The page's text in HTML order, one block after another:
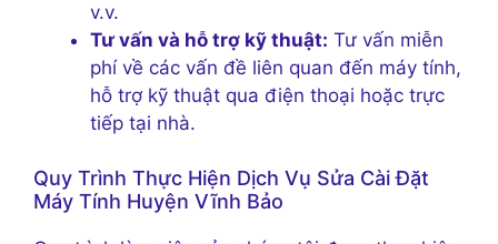
v.v.
Tư vấn và hỗ trợ kỹ thuật: Tư vấn miễn
phí về các vấn đề liên quan đến máy tính,
hỗ trợ kỹ thuật qua điện thoại hoặc trực
tiếp tại nhà.
Quy Trình Thực Hiện Dịch Vụ Sửa Cài Đặt
Máy Tính Huyện Vĩnh Bảo